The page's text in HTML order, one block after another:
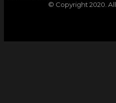
© Copyright 2020.